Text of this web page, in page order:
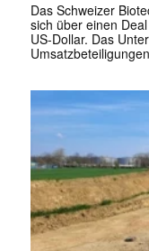
Das Schweizer
sich über einen
US-Dollar. Das